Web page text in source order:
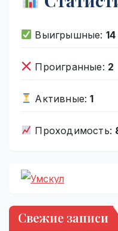
Выигрышные: 14
Проигранные: 2
Активные:1
Проходимость:
Свежие записи